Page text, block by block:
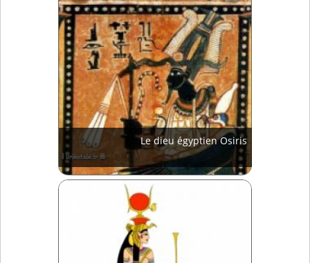
Le dieu égyptien Osiris